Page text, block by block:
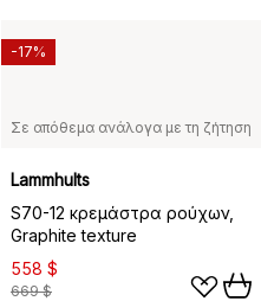
Σε απόθεμα ανάλογα με τη ζήτηση
Lammhults
S70-12 κρεμάστρα ρούχων,
Graphite texture
558 $
669 $
-17%